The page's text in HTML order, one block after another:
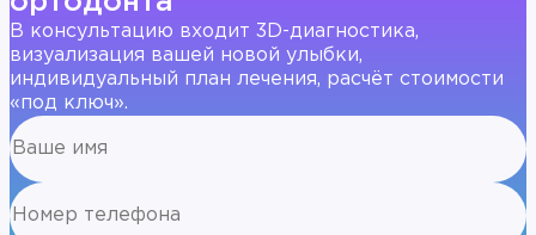
В консультацию входит 3D-диагностика,
визуализация вашей новой улыбки,
индивидуальный план лечения, расчёт стоимости
«под ключ».